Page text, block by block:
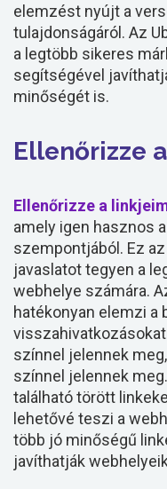
elemzést nyújt a
tulajdonságáról. Az
a legtöbb sikeres
segítségével
minőségét is.
Ellenőrizze
Ellenőrizze a
amely igen hasznos
szempontjából. Ez
javaslatot tegyen a
webhelye számára.
hatékonyan elemzi a
színnel jelennek
színnel jelennek
található törött
lehetővé teszi a
több jó minőségű
javíthatják